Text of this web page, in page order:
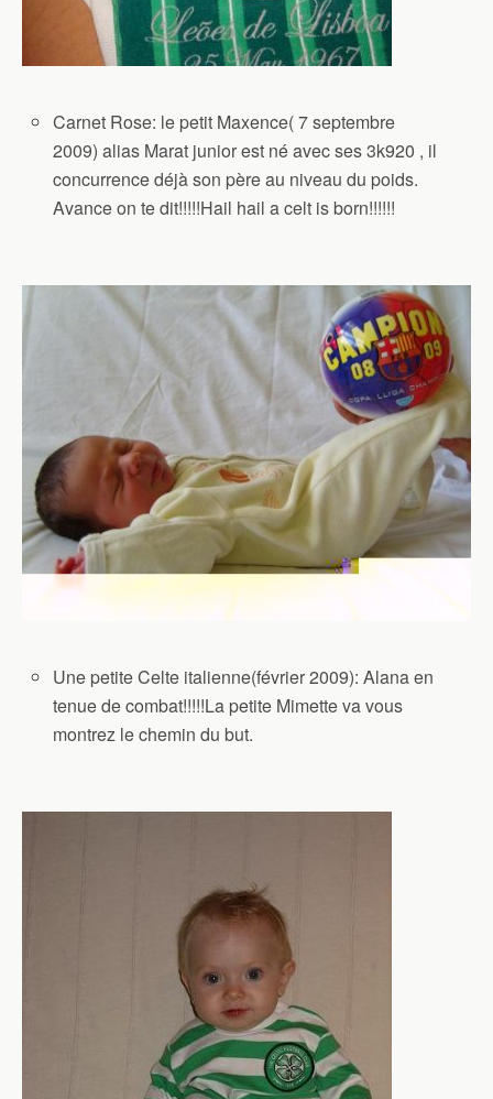
Carnet Rose: le petit Maxence( 7 septembre
2009) alias Marat junior est né avec ses 3k920 , il
concurrence déjà son père au niveau du poids.
Avance on te dit!!!!!Hail hail a celt is born!!!!!!
Une petite Celte italienne(février 2009): Alana en
tenue de combat!!!!!La petite Mimette va vous
montrez le chemin du but.